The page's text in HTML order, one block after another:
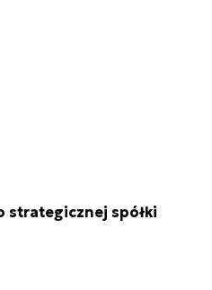
strategicznej spółki